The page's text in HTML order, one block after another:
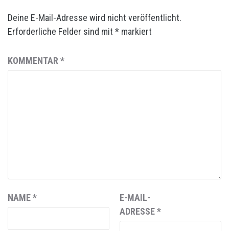
Deine E-Mail-Adresse wird nicht veröffentlicht.
Erforderliche Felder sind mit * markiert
KOMMENTAR *
NAME*
E-MAIL-
ADRESSE*